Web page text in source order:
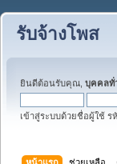
รับจ้างโพส
ยินดีต้อนรับคุณ, บุคคลทั่
เข้าสู่ระบบด้วยชื่อผู้ใช้ ร